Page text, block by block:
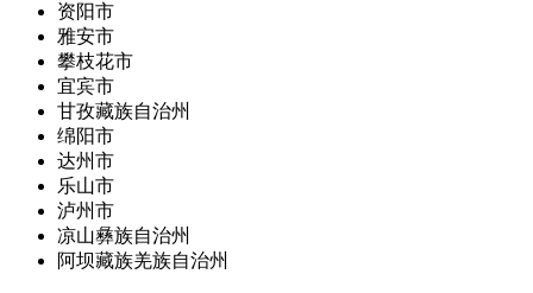
资阳市
雅安市
攀枝花市
宜宾市
甘孜藏族自治州
绵阳市
达州市
乐山市
泸州市
凉山彝族自治州
阿坝藏族羌族自治州